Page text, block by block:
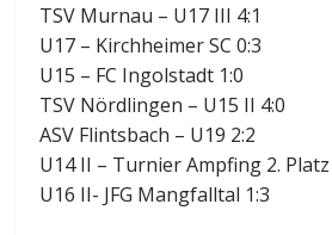
TSV Murnau – U17 III 4:1
U17 – Kirchheimer SC 0:3
U15 – FC Ingolstadt 1:0
TSV Nördlingen – U15 II 4:0
ASV Flintsbach – U19 2:2
U14 II – Turnier Ampfing 2. Platz
U16 II- JFG Mangfalltal 1:3